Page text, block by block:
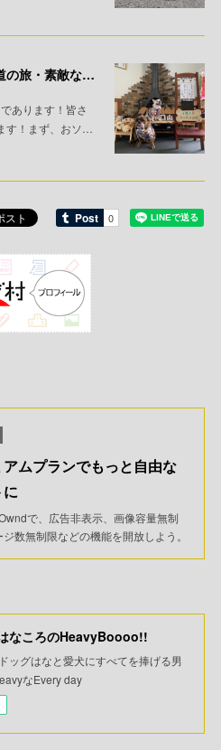
続♡はなころ観光【GW北海道の旅・素敵な家族♡】
あります！皆さ
す！まず、おソ…
アムプランでもっと自由な
で、広告非表示、画像容量無制
数無制限などの機能を開放しよう。
なころのHeavyBoooo!!
ッグはなと愛犬にすべてを捧げる男
なEvery day